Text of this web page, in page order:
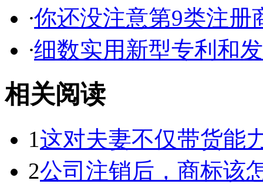
·你还没注意第9类注册
·细数实用新型专利和
相关阅读
1这对夫妻不仅带货能
2公司注销后，商标该